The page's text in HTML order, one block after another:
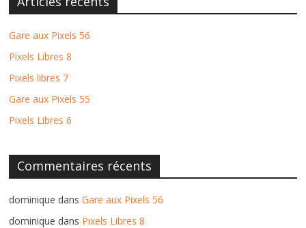
Gare aux Pixels 56
Pixels Libres 8
Pixels libres 7
Gare aux Pixels 55
Pixels Libres 6
Commentaires récents
dominique dansGare aux Pixels 56
dominique dans Pixels Libres 8